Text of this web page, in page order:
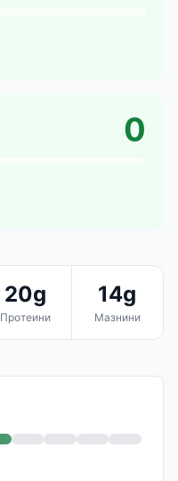
0
20g
Протеини
14g
Мазнини